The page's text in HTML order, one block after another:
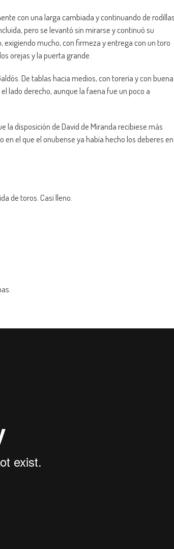
con una larga cambiada y continuando de
pero se levantó sin mirarse y continuó su
mucho, con firmeza y entrega con un toro
orejas y la puerta grande.
De tablas hacia medios, con torería y con buena
lado derecho, aunque la faena fue un poco a
la disposición de David de Miranda recibiese más
el que el onubense ya había hecho los deberes en
de toros. Casi lleno.